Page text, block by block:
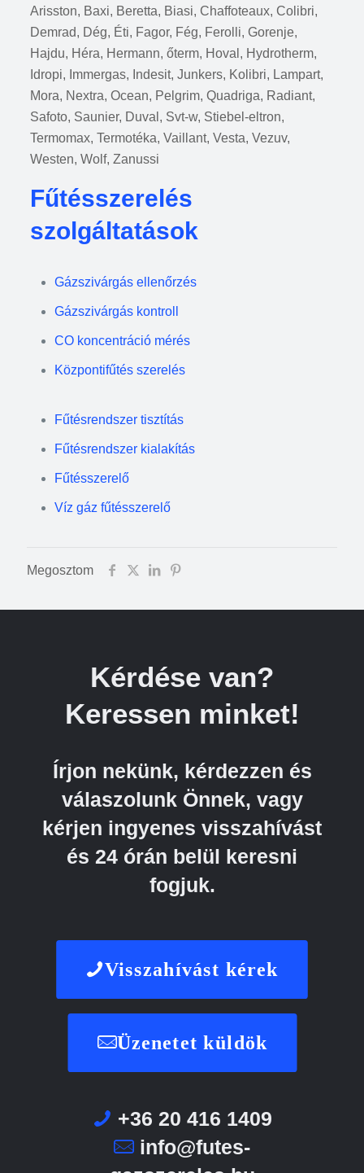
Arisston, Baxi, Beretta, Biasi, Chaffoteaux, Colibri,
Demrad, Dég, Éti, Fagor, Fég, Ferolli, Gorenje,
Hajdu, Héra, Hermann, őterm, Hoval, Hydrotherm,
Idropi, Immergas, Indesit, Junkers, Kolibri, Lampart,
Mora, Nextra, Ocean, Pelgrim, Quadriga, Radiant,
Safoto, Saunier, Duval, Svt-w, Stiebel-eltron,
Termomax, Termotéka, Vaillant, Vesta, Vezuv,
Westen, Wolf, Zanussi
Fűtésszerelés
szolgáltatások
Gázszivárgás ellenőrzés
Gázszivárgás kontroll
CO koncentráció mérés
Központifűtés szerelés
Fűtésrendszer tisztítás
Fűtésrendszer kialakítás
Fűtésszerelő
Víz gáz fűtésszerelő
Megosztom
Kérdése van?
Keressen minket!
Írjon nekünk, kérdezzen és
válaszolunk Önnek, vagy
kérjen ingyenes visszahívást
és 24 órán belül keresni
fogjuk.
Visszahívást kérek
Üzenetet küldök
+36 20 416 1409
info@futes-